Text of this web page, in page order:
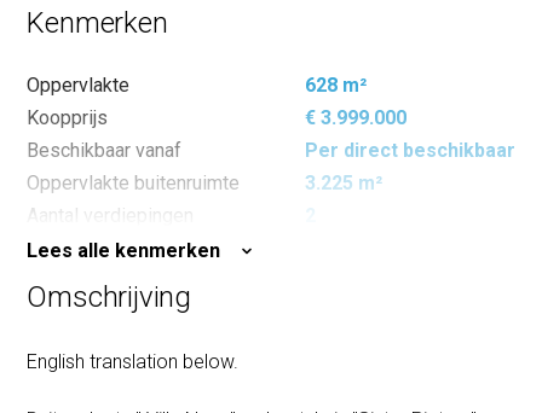
Kenmerken
Oppervlakte
628 m²
Koopprijs
€ 3.999.000
Beschikbaar vanaf
Per direct beschikbaar
Oppervlakte buitenruimte
3.225 m²
Aantal verdiepingen
2
Lees alle kenmerken
Omschrijving
English translation below.